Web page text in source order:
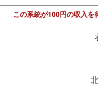
この系統が100円の収入